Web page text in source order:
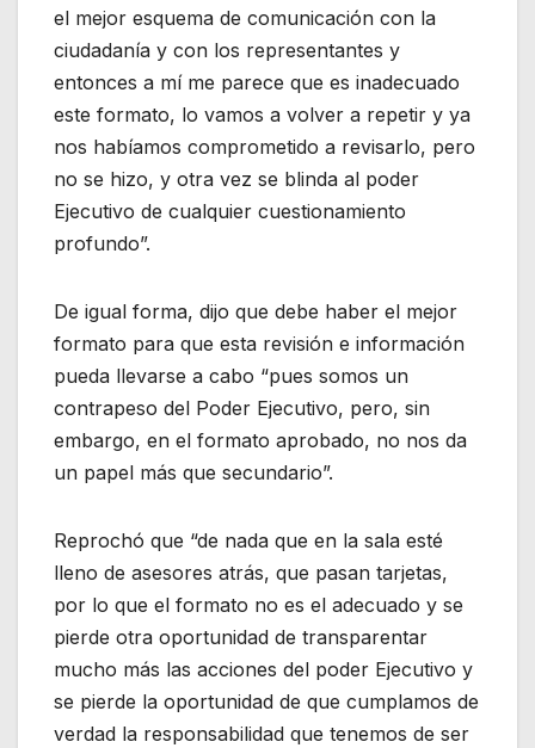
el mejor esquema de comunicación con la
ciudadanía y con los representantes y
entonces a mí me parece que es inadecuado
este formato, lo vamos a volver a repetir y ya
nos habíamos comprometido a revisarlo, pero
no se hizo, y otra vez se blinda al poder
Ejecutivo de cualquier cuestionamiento
profundo”.
De igual forma, dijo que debe haber el mejor
formato para que esta revisión e información
pueda llevarse a cabo “pues somos un
contrapeso del Poder Ejecutivo, pero, sin
embargo, en el formato aprobado, no nos da
un papel más que secundario”.
Reprochó que “de nada que en la sala esté
lleno de asesores atrás, que pasan tarjetas,
por lo que el formato no es el adecuado y se
pierde otra oportunidad de transparentar
mucho más las acciones del poder Ejecutivo y
se pierde la oportunidad de que cumplamos de
verdad la responsabilidad que tenemos de ser